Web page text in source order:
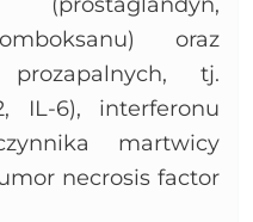
oraz
tj.
IL-6), interferonu
martwicy
necrosis factor